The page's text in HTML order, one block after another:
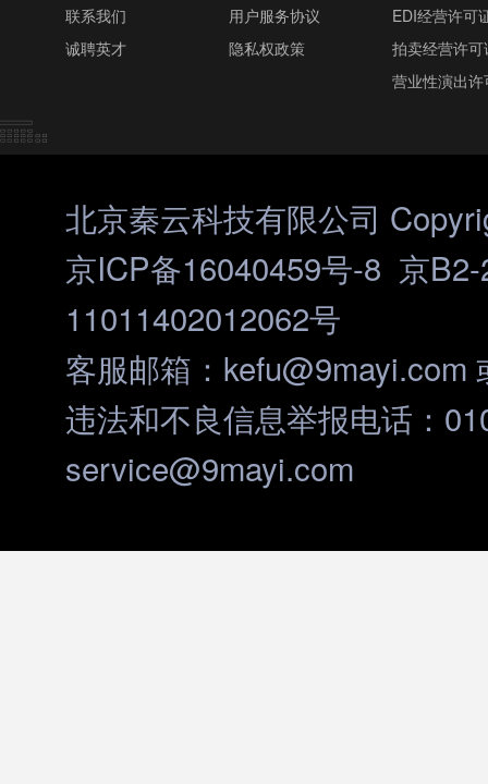
联系我们
诚聘英才
用户服务协议
隐私权政策
EDI经营许可
拍卖经营许可
营业性演出许
北京秦云科技有限公司
京ICP备16040459号-8 京
11011402012062号
客服邮箱：kefu@9mayi.com
违法和不良信息举报电话：
service@9mayi.com